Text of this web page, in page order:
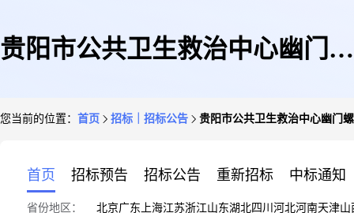
贵阳市公共卫生救治中心幽门螺
您当前的位置： 首页 招标｜招标公告 贵阳市公共卫生救治中心幽门
首页 招标预告 招标公告 重新招标 中标通知
省份地区： 北京广东 上海江苏浙江山东湖北四川 河北河南天津山